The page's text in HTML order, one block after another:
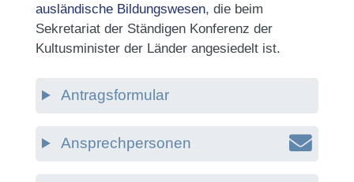
ausländische Bildungswesen, die beim
Sekretariat der Ständigen Konferenz der
Kultusminister der Länder angesiedelt ist.
Antragsformular
Ansprechpersonen